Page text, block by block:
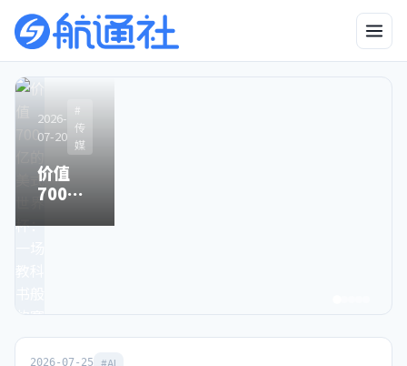
2026-
07-20
#
传
媒
价值
700亿
赛事运
营手册
2026-06-25
“中国版
Mythos”：
比得上吗，
来得及吗？
2026-
05-06
#
传
媒
别了，
星空卫
04-23 #AI
有图也
无真相
的时
代，终
2026-
03-25
#
传
媒
Sora关
停之
2026-07-25 #AI